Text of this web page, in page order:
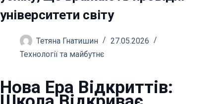
університети світу
Тетяна Гнатишин
27.05.2026
Технології та майбутнє
Нова Ера Відкриттів: